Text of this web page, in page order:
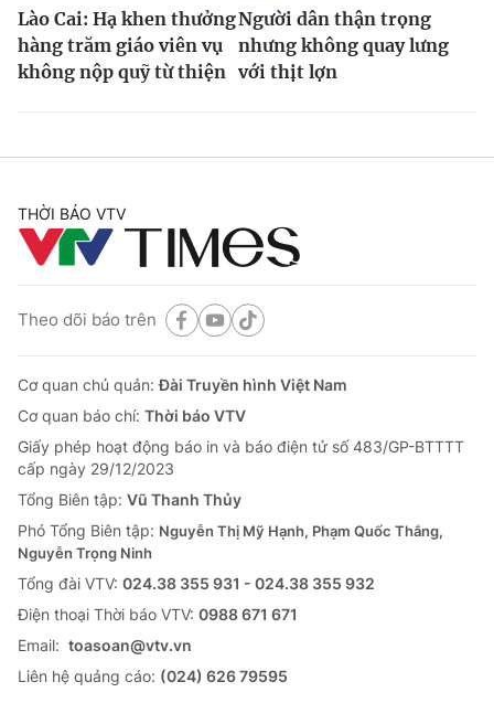
Lào Cai: Hạ khen thưởng
hàng trăm giáo viên vụ
không nộp quỹ từ thiện
Người dân thận trọng
nhưng không quay lưng
với thịt lợn
THỜI BÁO VTV
Theo dõi báo trên
Cơ quan chủ quản:Đài Truyền hình Việt Nam
Cơ quan báo chí: Thời báo VTV
Giấy phép hoạt động báo in và báo điện tử số 483/GP-BTTTT
cấp ngày 29/12/2023
Tổng Biên tập: Vũ Thanh Thủy
Phó Tổng Biên tập: Nguyễn Thị Mỹ Hạnh, Phạm Quốc Thắng,
Nguyễn Trọng Ninh
Tổng đài VTV: 024.38 355 931 - 024.38 355 932
Ðiện thoại Thời báo VTV: 0988 671 671
Email: toasoan@vtv.vn
Liên hệ quảng cáo: (024) 626 79595